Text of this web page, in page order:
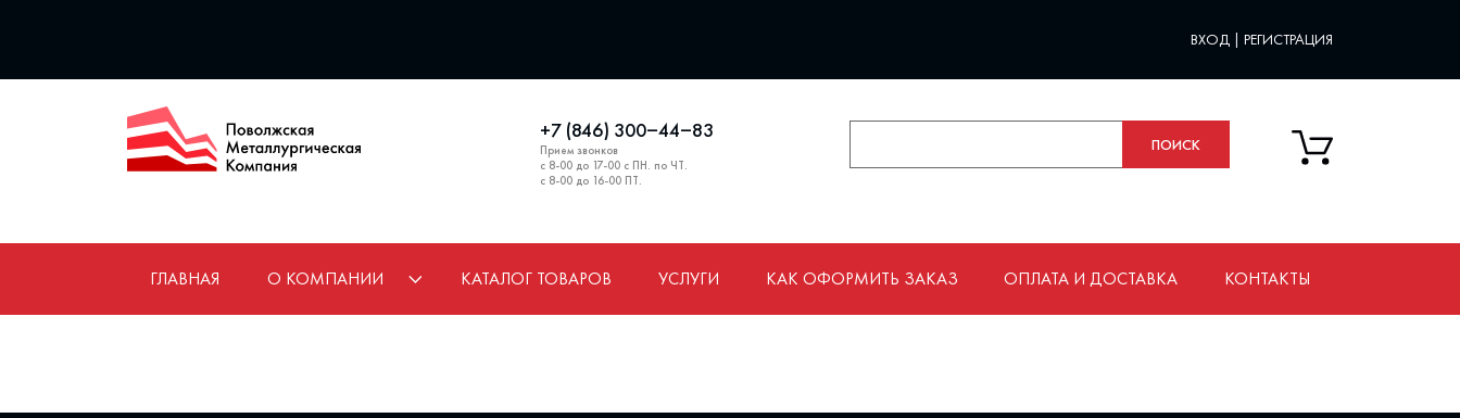
ВХОД | РЕГИСТРАЦИЯ
+7 (846) 300‒44‒83
Прием звонков
с 8-00 до 17-00 с ПН. по ЧТ.
с 8-00 до 16-00 ПТ.
ГЛАВНАЯ О КОМПАНИИ КАТАЛОГ ТОВАРОВ УСЛУГИ КАК ОФОРМИТЬ ЗАКАЗ ОПЛАТА И ДОСТАВКА КОНТАКТЫ